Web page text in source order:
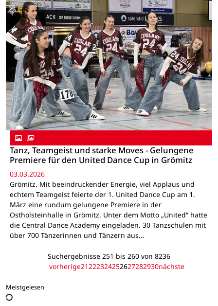
Tanz, Teamgeist und starke Moves - Gelungene
Premiere für den United Dance Cup in Grömitz
03.03.2026
Grömitz. Mit beeindruckender Energie, viel Applaus und
echtem Teamgeist feierte der 1. United Dance Cup am 1.
März eine rundum gelungene Premiere in der
Ostholsteinhalle in Grömitz. Unter dem Motto „United“ hatte
die Central Dance Academy eingeladen. 30 Tanzschulen mit
über 700 Tänzerinnen und Tänzern aus…
Suchergebnisse 251 bis 260 von 8236
vorherige21222324252627282930nächste
Meistgelesen